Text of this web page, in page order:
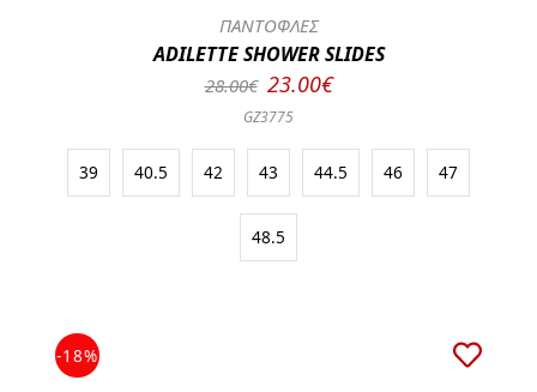
ΠΑΝΤΟΦΛΕΣ
ADILETTE SHOWER SLIDES
28.00€ 23.00€
GZ3775
39 40.5 42 43 44.5 46 47
48.5
-18%